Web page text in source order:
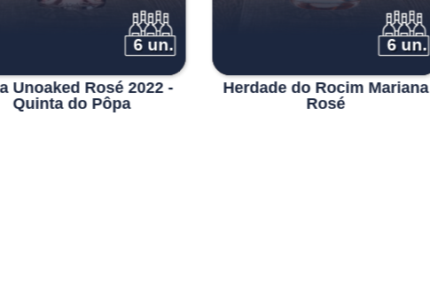
6 un.
Unoaked Rosé 2022 -
Quinta do Pôpa
6 un.
Herdade do Rocim Mariana
Rosé